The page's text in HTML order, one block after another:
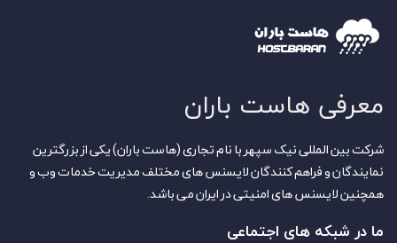
معرفی هاست باران
شرکت بین المللی نیک سپهر با نام تجاری (هاست باران) یکی از بزرگترین
نمایندگان و فراهم کنندگان لایسنس های مختلف مدیریت خدمات وب و
همچنین لایسنس های امنیتی در ایران می باشد.
ما در شبکه های اجتماعی